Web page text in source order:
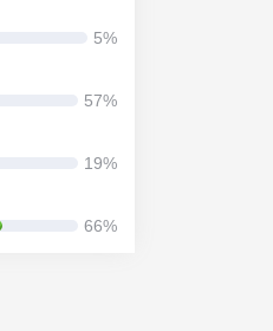
5%
57%
19%
66%